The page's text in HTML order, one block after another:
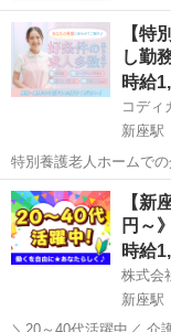
【特
し勤
時給
コディ
新座駅
特別養護老人ホームで
業務内容の詳細は異なります。 【業務内容の一例】
介助 ■排せつ介助 ■生
「聞いていた内容...
埼玉 新座市 新
【新
円～
時給
株式会
新座駅